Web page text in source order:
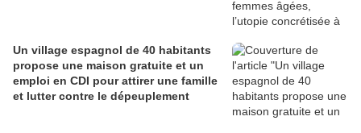
Un village espagnol de 40 habitants
propose une maison gratuite et un
emploi en CDI pour attirer une famille
et lutter contre le dépeuplement